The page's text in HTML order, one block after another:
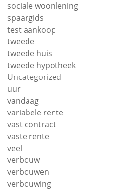
sociale woonlening
spaargids
test aankoop
tweede
tweede huis
tweede hypotheek
Uncategorized
uur
vandaag
variabele rente
vast contract
vaste rente
veel
verbouw
verbouwen
verbouwing